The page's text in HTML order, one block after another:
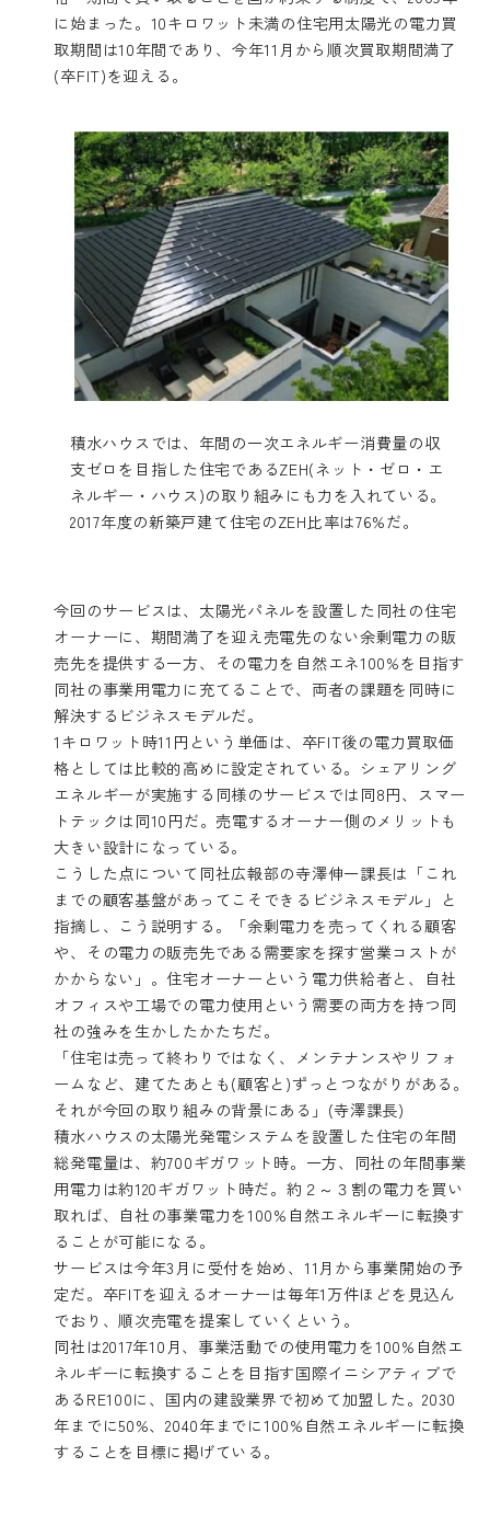
に始まった。10キロワット未満の住宅用太陽光の電力買
取期間は10年間であり、今年11月から順次買取期間満了
(卒FIT)を迎える。
積水ハウスでは、年間の一次エネルギー消費量の収
支ゼロを目指した住宅であるZEH(ネット・ゼロ・エ
ネルギー・ハウス)の取り組みにも力を入れている。
2017年度の新築戸建て住宅のZEH比率は76%だ。
今回のサービスは、太陽光パネルを設置した同社の住宅
オーナーに、期間満了を迎え売電先のない余剰電力の販
売先を提供する一方、その電力を自然エネ100%を目指す
同社の事業用電力に充てることで、両者の課題を同時に
解決するビジネスモデルだ。
1キロワット時11円という単価は、卒FIT後の電力買取価
格としては比較的高めに設定されている。シェアリング
エネルギーが実施する同様のサービスでは同8円、スマー
トテックは同10円だ。売電するオーナー側のメリットも
大きい設計になっている。
こうした点について同社広報部の寺澤伸一課長は「これ
までの顧客基盤があってこそできるビジネスモデル」と
指摘し、こう説明する。「余剰電力を売ってくれる顧客
や、その電力の販売先である需要家を探す営業コストが
かからない」。住宅オーナーという電力供給者と、自社
オフィスや工場での電力使用という需要の両方を持つ同
社の強みを生かしたかたちだ。
「住宅は売って終わりではなく、メンテナンスやリフォ
ームなど、建てたあとも(顧客と)ずっとつながりがある。
それが今回の取り組みの背景にある」(寺澤課長)
積水ハウスの太陽光発電システムを設置した住宅の年間
総発電量は、約700ギガワット時。一方、同社の年間事業
用電力は約120ギガワット時だ。約２～３割の電力を買い
取れば、自社の事業電力を100%自然エネルギーに転換す
ることが可能になる。
サービスは今年3月に受付を始め、11月から事業開始の予
定だ。卒FITを迎えるオーナーは毎年1万件ほどを見込ん
でおり、順次売電を提案していくという。
同社は2017年10月、事業活動での使用電力を100%自然エ
ネルギーに転換することを目指す国際イニシアティブで
あるRE100に、国内の建設業界で初めて加盟した。2030
年までに50%、2040年までに100%自然エネルギーに転換
することを目標に掲げている。